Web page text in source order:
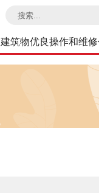
搜索
建筑物优良操作和维